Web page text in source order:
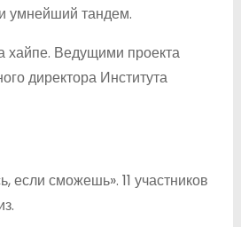
умнейший тандем.
хайпе. Ведущими проекта
директора Института
сможешь». 11 участников